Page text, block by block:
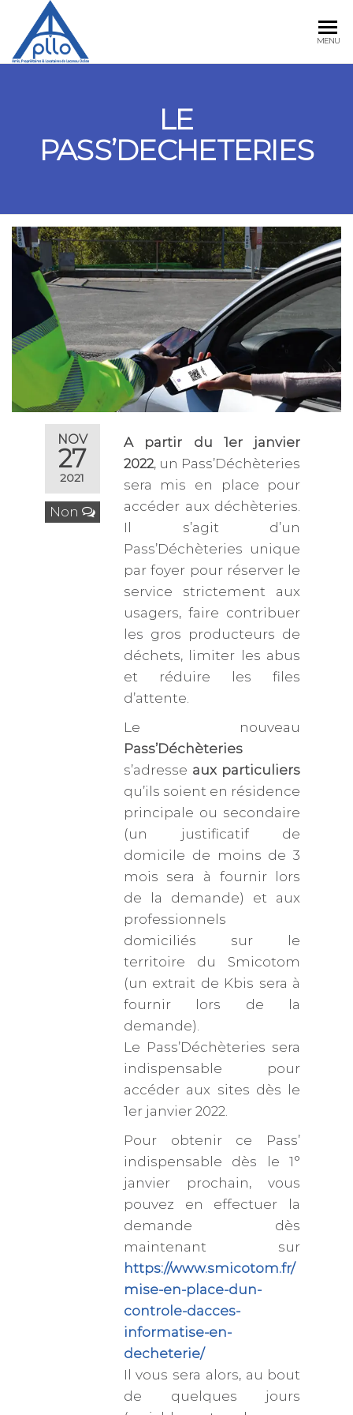
MENU
LE
PASS’DECHETERIES
NOV
27
2021
Non
A partir du 1er janvier
2022, un Pass’Déchèteries
sera mis en place pour
accéder aux déchèteries.
Il s’agit d’un
Pass’Déchèteries unique
par foyer pour réserver le
service strictement aux
usagers, faire contribuer
les gros producteurs de
déchets, limiter les abus
et réduire les files
d’attente.
Le nouveau
Pass’Déchèteries
s’adresse aux particuliers
qu’ils soient en résidence
principale ou secondaire
(un justificatif de
domicile de moins de 3
mois sera à fournir lors
de la demande) et aux
professionnels
domiciliés sur le
territoire du Smicotom
(un extrait de Kbis sera à
fournir lors de la
demande).
Le Pass’Déchèteries sera
indispensable pour
accéder aux sites dès le
1er janvier 2022.
Pour obtenir ce Pass’
indispensable dès le 1°
janvier prochain, vous
pouvez en effectuer la
demande dès
maintenant sur
https://www.smicotom.fr/
mise-en-place-dun-
controle-dacces-
informatise-en-
decheterie/
Il vous sera alors, au bout
de quelques jours